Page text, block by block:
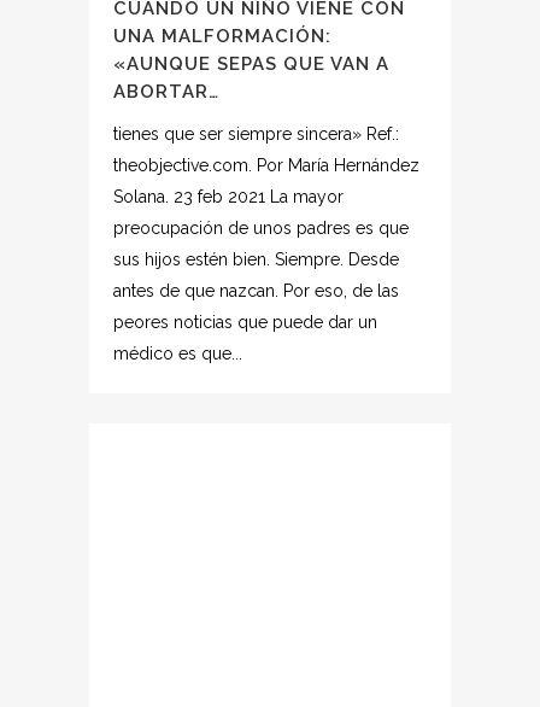
CUANDO UN NIÑO VIENE CON
UNA MALFORMACIÓN:
«AUNQUE SEPAS QUE VAN A
ABORTAR…
tienes que ser siempre sincera» Ref.:
theobjective.com. Por María Hernández
Solana. 23 feb 2021 La mayor
preocupación de unos padres es que
sus hijos estén bien. Siempre. Desde
antes de que nazcan. Por eso, de las
peores noticias que puede dar un
médico es que...